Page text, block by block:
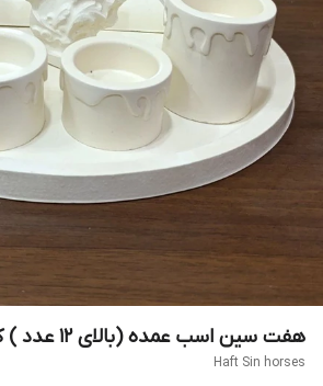
هفت سین اسب عمده (بالای 12 عدد ) کدom373
Haft Sin horses